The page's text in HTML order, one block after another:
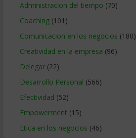
Administracion del tiempo (70)
Coaching(101)
Comunicacion en los negocios (180)
Creatividad en la empresa (96)
Delegar(22)
Desarrollo Personal (566)
Efectividad (52)
Empowerment (15)
Etica en los negocios (46)